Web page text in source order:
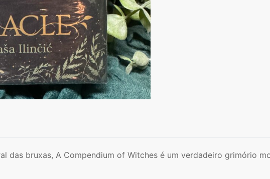
das bruxas, A Compendium of Witches é um verdadeiro grimório